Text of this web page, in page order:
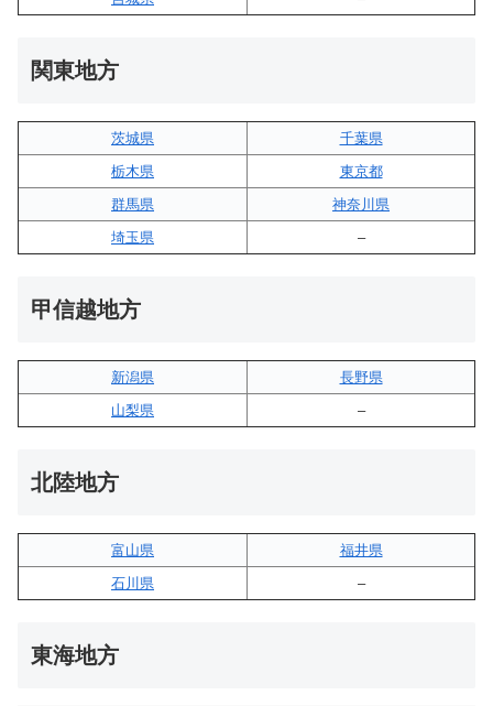
関東地方
茨城県
千葉県
栃木県
東京都
群馬県
神奈川県
埼玉県
–
甲信越地方
新潟県
長野県
山梨県
–
北陸地方
富山県
福井県
石川県
–
東海地方